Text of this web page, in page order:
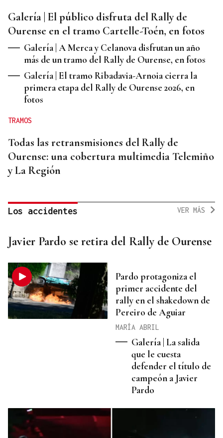
Galería | El público disfruta del Rally de
Ourense en el tramo Cartelle-Toén, en fotos
Galería | A Merca y Celanova disfrutan un año
más de un tramo del Rally de Ourense, en fotos
Galería | El tramo Ribadavia-Arnoia cierra la
primera etapa del Rally de Ourense 2026, en
fotos
TRAMOS
Todas las retransmisiones del Rally de
Ourense: una cobertura multimedia Telemiño
y La Región
Los accidentes VER MÁS
Javier Pardo se retira del Rally de Ourense
Pardo protagoniza el
primer accidente del
rally en el shakedown de
Pereiro de Aguiar
MARÍA ABRIL
Galería | La salida
que le cuesta
defender el título de
campeón a Javier
Pardo